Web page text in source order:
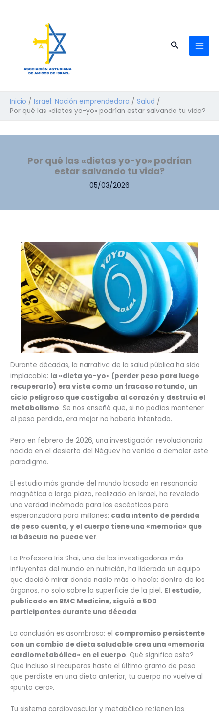
Buscar
Inicio Israel: Nación emprendedora
Salud
Por qué las «dietas yo-yo» podrían estar salvando tu vida?
Por qué las «dietas yo-yo» podrían
estar salvando tu vida?
05/03/2026
Durante décadas, la narrativa de la salud pública ha sido
implacable: la «dieta yo-yo» (perder peso para luego
recuperarlo) era vista como un fracaso rotundo, un
ciclo peligroso que castigaba al corazón y destruía el
metabolismo. Se nos enseñó que, si no podías mantener
el peso perdido, era mejor no haberlo intentado.
Pero en febrero de 2026, una investigación revolucionaria
nacida en el desierto del Néguev ha venido a demoler este
paradigma.
El estudio más grande del mundo basado en resonancia
magnética a largo plazo, realizado en Israel, ha revelado
una verdad incómoda para los escépticos pero
esperanzadora para millones: cada intento de pérdida
de peso cuenta, y el cuerpo tiene una «memoria» que
la báscula no puede ver.
La Profesora Iris Shai, una de las investigadoras más
influyentes del mundo en nutrición, ha liderado un equipo
que decidió mirar donde nadie más lo hacía: dentro de los
órganos, no solo sobre la superficie de la piel. El estudio,
publicado en BMC Medicine, siguió a 500
participantes durante una década.
La conclusión es asombrosa: el compromiso persistente
con un cambio de dieta saludable crea una «memoria
cardiometabólica» en el cuerpo. Qué significa esto?
Que incluso si recuperas hasta el último gramo de peso
que perdiste en una dieta anterior, tu cuerpo no vuelve al
«punto cero».
Tu sistema cardiovascular y metabólico retienen las